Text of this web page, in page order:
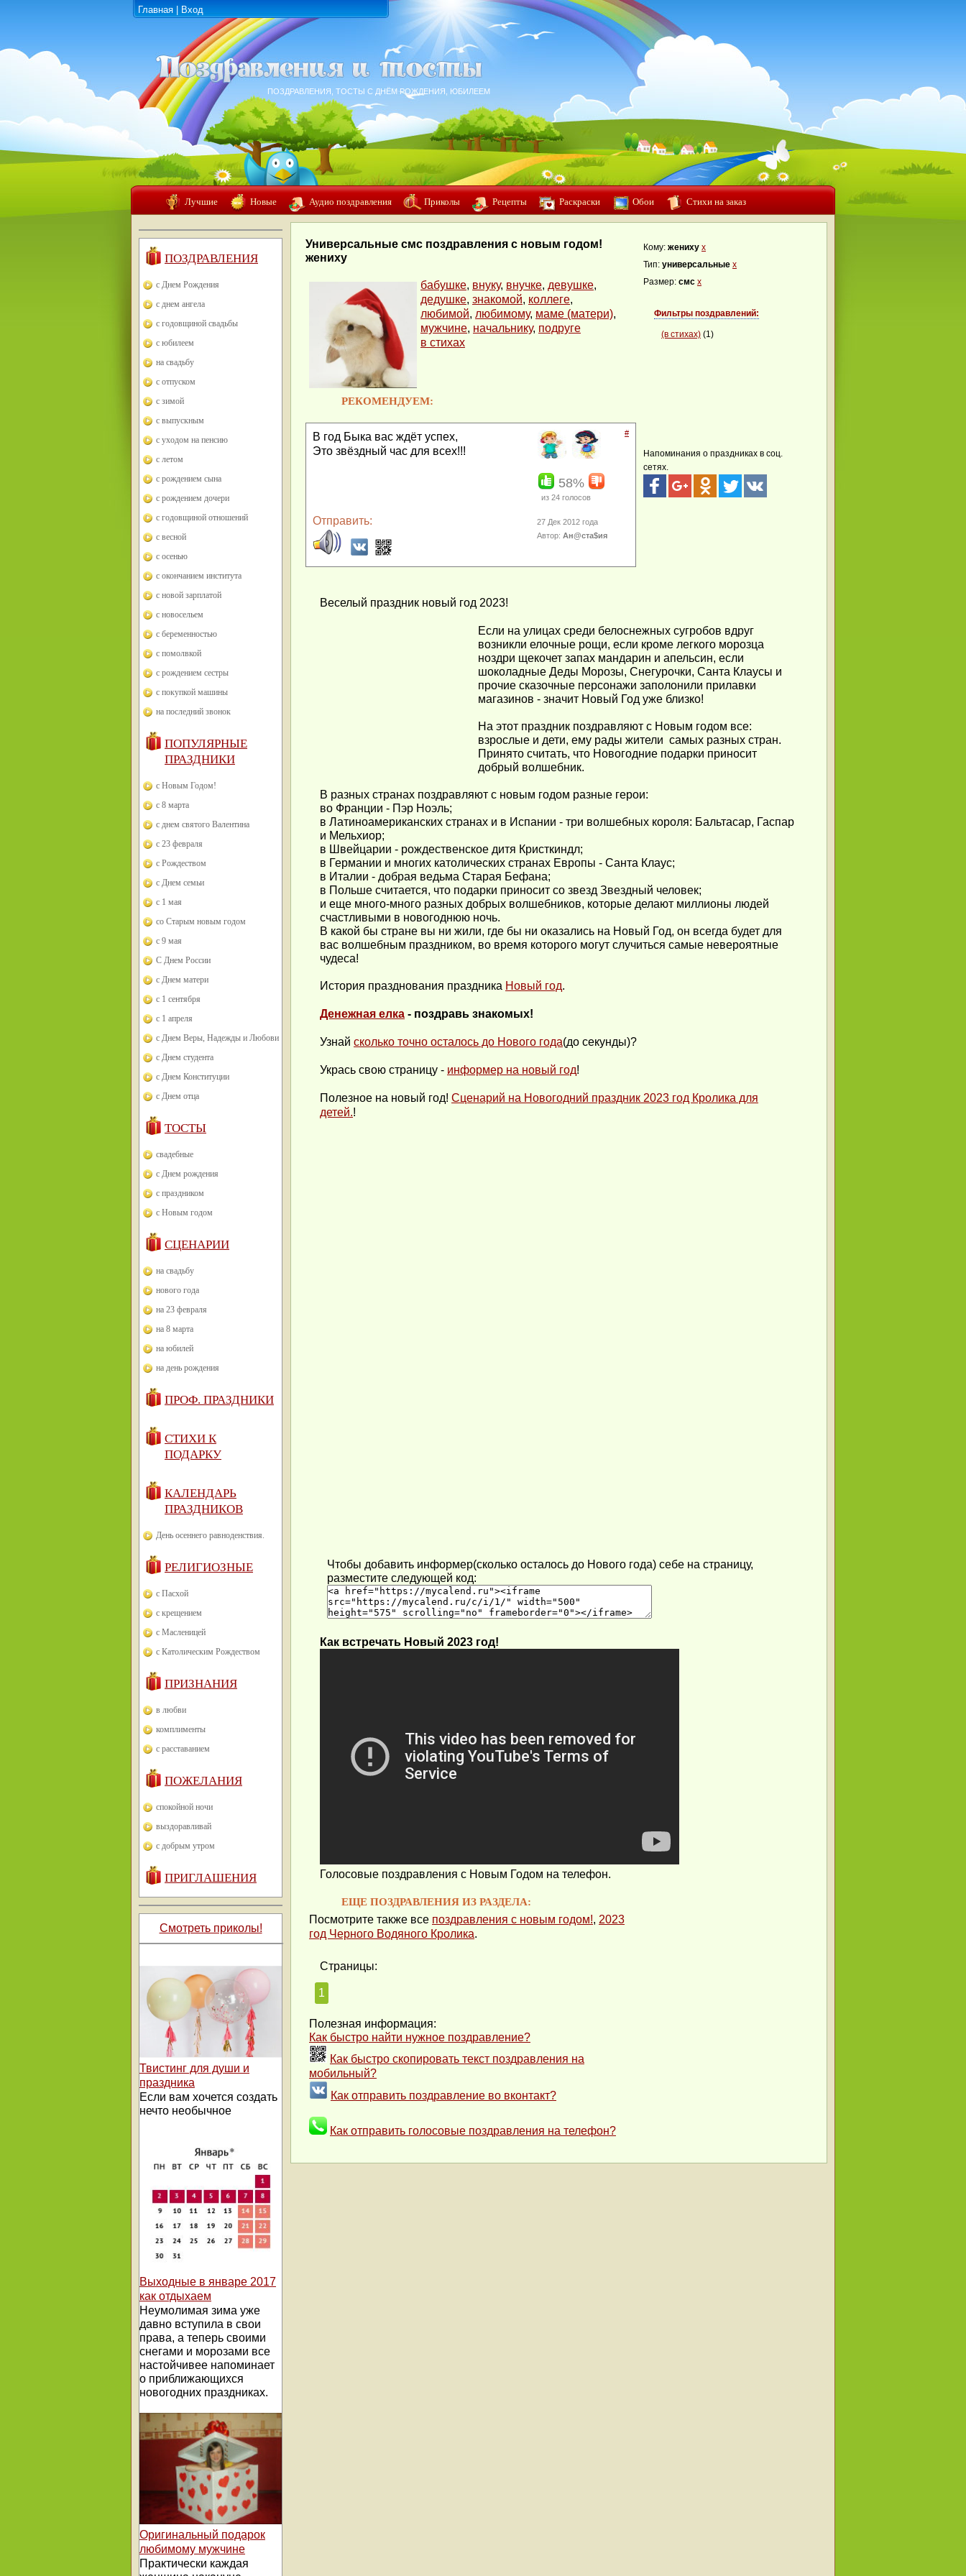
Главная Вход
ПОЗДРАВЛЕНИЯ, ТОСТЫ С ДНЁМ РОЖДЕНИЯ, ЮБИЛЕЕМ
Лучшие Новые Аудио поздравления Приколы Рецепты Раскраски Обои Стихи на заказ
ПОЗДРАВЛЕНИЯ
с Днем Рождения
с днем ангела
с годовщиной свадьбы
с юбилеем
на свадьбу
с отпуском
с зимой
с выпускным
с уходом на пенсию
с летом
с рождением сына
с рождением дочери
с годовщиной отношений
с весной
с осенью
с окончанием института
с новой зарплатой
с новосельем
с беременностью
с помолвкой
с рождением сестры
с покупкой машины
на последний звонок
ПОПУЛЯРНЫЕ
ПРАЗДНИКИ
с Новым Годом!
с 8 марта
с днем святого Валентина
с 23 февраля
с Рождеством
с Днем семьи
с 1 мая
со Старым новым годом
с 9 мая
С Днем России
с Днем матери
с 1 сентября
с 1 апреля
с Днем Веры, Надежды и Любови
с Днем студента
с Днем Конституции
с Днем отца
ТОСТЫ
свадебные
с Днем рождения
с праздником
с Новым годом
СЦЕНАРИИ
на свадьбу
нового года
на 23 февраля
на 8 марта
на юбилей
на день рождения
ПРОФ. ПРАЗДНИКИ
СТИХИ К
ПОДАРКУ
КАЛЕНДАРЬ
ПРАЗДНИКОВ
День осеннего равноденствия.
РЕЛИГИОЗНЫЕ
с Пасхой
с крещением
с Масленицей
с Католическим Рождеством
ПРИЗНАНИЯ
в любви
комплименты
с расставанием
ПОЖЕЛАНИЯ
спокойной ночи
выздоравливай
с добрым утром
ПРИГЛАШЕНИЯ
Смотреть приколы!
Твистинг для души и
праздника
Если вам хочется создать
нечто необычное
Выходные в январе 2017
как отдыхаем
Неумолимая зима уже
давно вступила в свои
права, а теперь своими
снегами и морозами все
настойчивее напоминает
о приближающихся
новогодних праздниках.
Оригинальный подарок
любимому мужчине
Практически каждая
Универсальные смс поздравления с новым годом!
жениху
бабушке, внуку, внучке, девушке,
дедушке, знакомой, коллеге,
любимой, любимому, маме (матери),
мужчине, начальнику, подруге
в стихах
РЕКОМЕНДУЕМ:
В год Быка вас ждёт успех,
Это звёздный час для всех!!!
#
58%
из 24 голосов
Отправить:
27 Дек 2012 года
Автор:Ан@ста$ия
Веселый праздник новый год 2023!
Если на улицах среди белоснежных сугробов вдруг
возникли елочные рощи, если кроме легкого морозца
ноздри щекочет запах мандарин и апельсин, если
шоколадные Деды Морозы, Снегурочки, Санта Клаусы и
прочие сказочные персонажи заполонили прилавки
магазинов - значит Новый Год уже близко!
На этот праздник поздравляют с Новым годом все:
взрослые и дети, ему рады жители самых разных стран.
Принято считать, что Новогодние подарки приносит
добрый волшебник.
В разных странах поздравляют с новым годом разные герои:
во Франции - Пэр Ноэль;
в Латиноамериканских странах и в Испании - три волшебных короля: Бальтасар, Гаспар
и Мельхиор;
в Швейцарии - рождественское дитя Кристкиндл;
в Германии и многих католических странах Европы - Санта Клаус;
в Италии - добрая ведьма Старая Бефана;
в Польше считается, что подарки приносит со звезд Звездный человек;
и еще много-много разных добрых волшебников, которые делают миллионы людей
счастливыми в новогоднюю ночь.
В какой бы стране вы ни жили, где бы ни оказались на Новый Год, он всегда будет для
вас волшебным праздником, во время которого могут случиться самые невероятные
чудеса!
История празднования праздника Новый год.
Денежная елка - поздравь знакомых!
Узнай сколько точно осталось до Нового года(до секунды)?
Укрась свою страницу - информер на новый год!
Полезное на новый год! Сценарий на Новогодний праздник 2023 год Кролика для
детей.!
Чтобы добавить информер(сколько осталось до Нового года) себе на страницу,
разместите следующей код:
Как встречать Новый 2023 год!
Голосовые поздравления с Новым Годом на телефон.
ЕЩЕ ПОЗДРАВЛЕНИЯ ИЗ РАЗДЕЛА:
Посмотрите также все поздравления с новым годом!, 2023
год Черного Водяного Кролика.
Страницы:
1
Полезная информация:
Как быстро найти нужное поздравление?
Как быстро скопировать текст поздравления на
мобильный?
Как отправить поздравление во вконтакт?
Как отправить голосовые поздравления на телефон?
Кому: жениху x
Тип: универсальные x
Размер: смс x
Фильтры поздравлений:
(в стихах) (1)
Напоминания о праздниках в соц.
сетях.